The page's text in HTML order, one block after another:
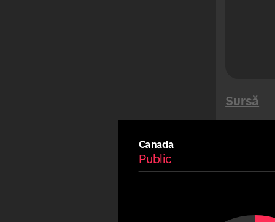
Sursă
Canada
Public